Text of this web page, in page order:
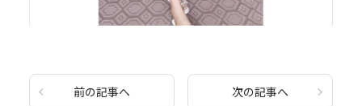
前の記事へ 次の記事へ